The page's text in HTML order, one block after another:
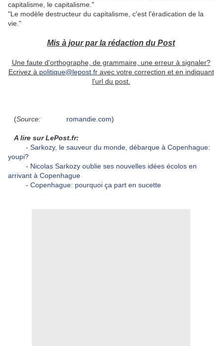
capitalisme, le capitalisme."
"Le modèle destructeur du capitalisme, c'est l'éradication de la
vie."
Mis à jour par la rédaction du Post
Une faute d'orthographe, de grammaire, une erreur à signaler?
Ecrivez à politique@lepost.fravec votre correction et en indiquant
l'url du post.
(Source: romandie.com)
A lire sur LePost.fr:
- Sarkozy, le sauveur du monde, débarque à Copenhague:
youpi?
- Nicolas Sarkozy oublie ses nouvelles idées écolos en
arrivant à Copenhague
- Copenhague: pourquoi ça part en sucette